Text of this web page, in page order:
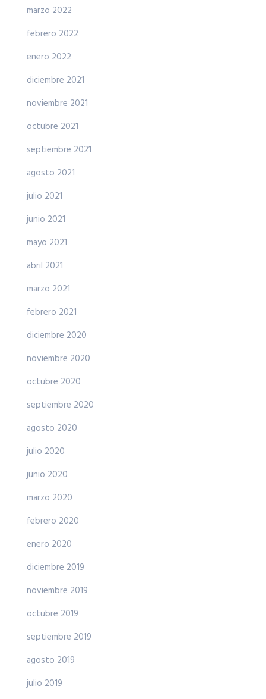
marzo 2022
febrero 2022
enero 2022
diciembre 2021
noviembre 2021
octubre 2021
septiembre 2021
agosto 2021
julio 2021
junio 2021
mayo 2021
abril 2021
marzo 2021
febrero 2021
diciembre 2020
noviembre 2020
octubre 2020
septiembre 2020
agosto 2020
julio 2020
junio 2020
marzo 2020
febrero 2020
enero 2020
diciembre 2019
noviembre 2019
octubre 2019
septiembre 2019
agosto 2019
julio 2019